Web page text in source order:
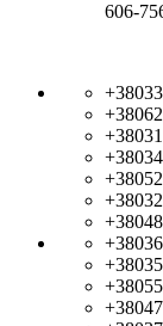
606-